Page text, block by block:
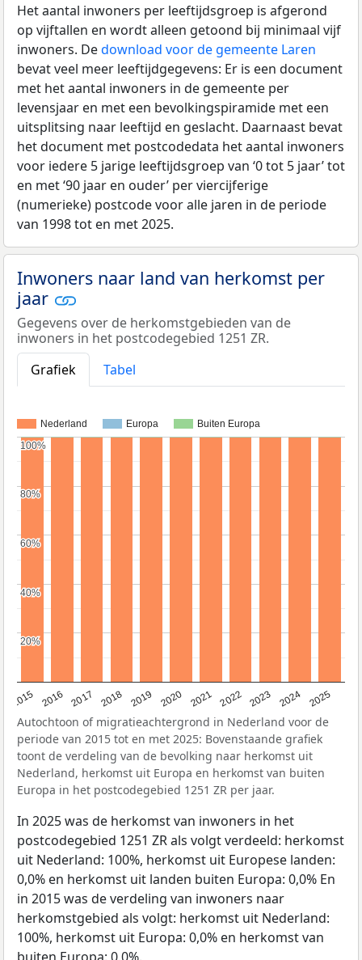
Het aantal inwoners per leeftijdsgroep is afgerond
op vijftallen en wordt alleen getoond bij minimaal vijf
inwoners. Dedownload voor de gemeente Laren
bevat veel meer leeftijdgegevens: Er is een document
met het aantal inwoners in de gemeente per
levensjaar en met een bevolkingspiramide met een
uitsplitsing naar leeftijd en geslacht. Daarnaast bevat
het document met postcodedata het aantal inwoners
voor iedere 5 jarige leeftijdsgroep van ‘0 tot 5 jaar’ tot
en met ‘90 jaar en ouder’ per viercijferige
(numerieke) postcode voor alle jaren in de periode
van 1998 tot en met 2025.
Inwoners naar land van herkomst per
jaar
Gegevens over de herkomstgebieden van de
inwoners in het postcodegebied 1251 ZR.
Grafiek
Tabel
Nederland Europa Buiten Europa
2015 2016 2017 2018 2019 2020 2021 2022 2023 2024 2025
20%
20%
40%
40%
60%
60%
80%
80%
100%
100%
Autochtoon of migratieachtergrond in Nederland voor de
periode van 2015 tot en met 2025: Bovenstaande grafiek
toont de verdeling van de bevolking naar herkomst uit
Nederland, herkomst uit Europa en herkomst van buiten
Europa in het postcodegebied 1251 ZR per jaar.
In 2025 was de herkomst van inwoners in het
postcodegebied 1251 ZR als volgt verdeeld: herkomst
uit Nederland: 100%, herkomst uit Europese landen:
0,0% en herkomst uit landen buiten Europa: 0,0% En
in 2015 was de verdeling van inwoners naar
herkomstgebied als volgt: herkomst uit Nederland:
100%, herkomst uit Europa: 0,0% en herkomst van